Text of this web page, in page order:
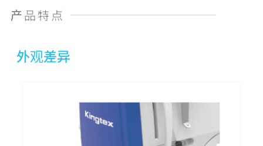
产品特点
外观差异